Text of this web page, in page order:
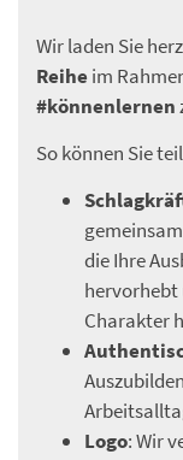
Wir laden Sie
Reihe im
#könnenlernen
So können Sie
die Ihre
hervorhebt
Charakter
Logo: Wir